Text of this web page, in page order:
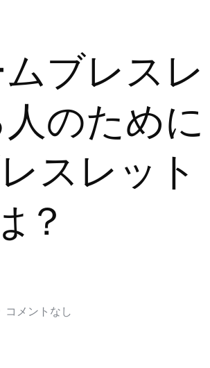
ブレスレ
のために
スレット
？
コメントなし